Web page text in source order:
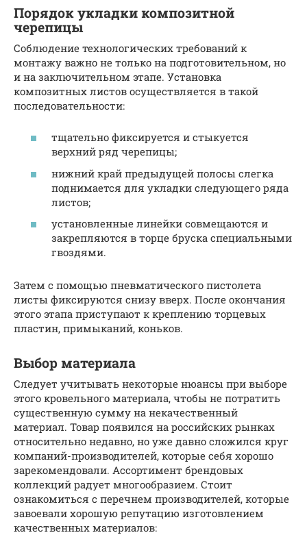
Порядок укладки композитной
черепицы
Соблюдение технологических требований к
монтажу важно не только на подготовительном, но
и на заключительном этапе. Установка
композитных листов осуществляется в такой
последовательности:
тщательно фиксируется и стыкуется
верхний ряд черепицы;
нижний край предыдущей полосы слегка
поднимается для укладки следующего ряда
листов;
установленные линейки совмещаются и
закрепляются в торце бруска специальными
гвоздями.
Затем с помощью пневматического пистолета
листы фиксируются снизу вверх. После окончания
этого этапа приступают к креплению торцевых
пластин, примыканий, коньков.
Выбор материала
Следует учитывать некоторые нюансы при выборе
этого кровельного материала, чтобы не потратить
существенную сумму на некачественный
материал. Товар появился на российских рынках
относительно недавно, но уже давно сложился круг
компаний-производителей, которые себя хорошо
зарекомендовали. Ассортимент брендовых
коллекций радует многообразием. Стоит
ознакомиться с перечнем производителей, которые
завоевали хорошую репутацию изготовлением
качественных материалов: